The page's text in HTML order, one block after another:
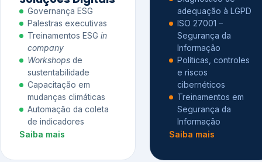
Governança ESG
Palestras executivas
Treinamentos ESG in
company
Workshops de
sustentabilidade
Capacitação em
mudanças climáticas
Automação da coleta
de indicadores
Saiba mais
adequação à LGPD
ISO 27001 –
Segurança da
Informação
Políticas, controles
e riscos
cibernéticos
Treinamentos em
Segurança da
Informação
Saiba mais